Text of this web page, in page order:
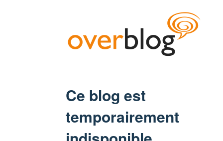
Ce blog est
temporairement